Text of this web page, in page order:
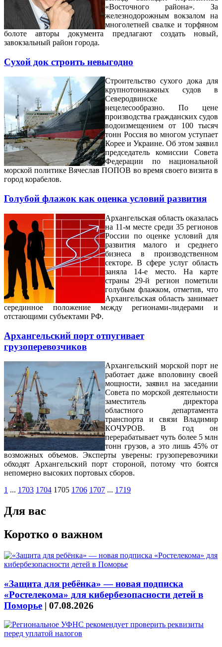
«Восточного района». За
железнодорожным вокзалом на
многолетней свалке и торфяном
болоте авторы документа предлагают создать новый,
завокзальный район города.
Сухой док строить невыгодно
Строительство сухого дока для
крупнотоннажных судов в
Северодвинске
нецелесообразно. По цене
производства гражданских судов
водоизмещением от 100 тысяч
тонн Россия во многом уступает
Корее и Украине. Об этом заявил
председатель комиссии Совета
Федерации по национальной
морской политике Вячеслав ПОПОВ во время своего визита в
город корабелов.
Голубой флажок как оценка условий развития
Архангельская область оказалась
на 11-м месте среди 35 регионов
России по оценке условий для
развития малого и среднего
бизнеса в производственном
секторе. В сфере услуг область
заняла 14-е место. На карте
страны 29-й регион пометили
голубым флажком, отметив, что
Архангельская область занимает
серединное положение между регионами-лидерами и
отстающими субъектами РФ.
Архангельский порт отпугивает
грузоперевозчиков
Архангельский морской порт не
работает даже вполовину своей
мощности, заявил на заседании
Совета по морской деятельности
заместитель директора
областного департамента
транспорта и связи Владимир
КОЧУРОВ. В год он
перерабатывает чуть более 5 млн
тонн грузов, а это лишь 45% от
возможных объемов. Эксперты уверены: грузоперевозчики
обходят Архангельский порт стороной, потому что боятся
непомерно высоких портовых сборов.
1 ... 1703 1704 1705 1706 1707 ... 1719
Для вас
Коротко о важном
«Защита для ребёнка» — новая подписка
«Ростелекома» для кибербезопасности детей в
Поморье | 07.08.2026